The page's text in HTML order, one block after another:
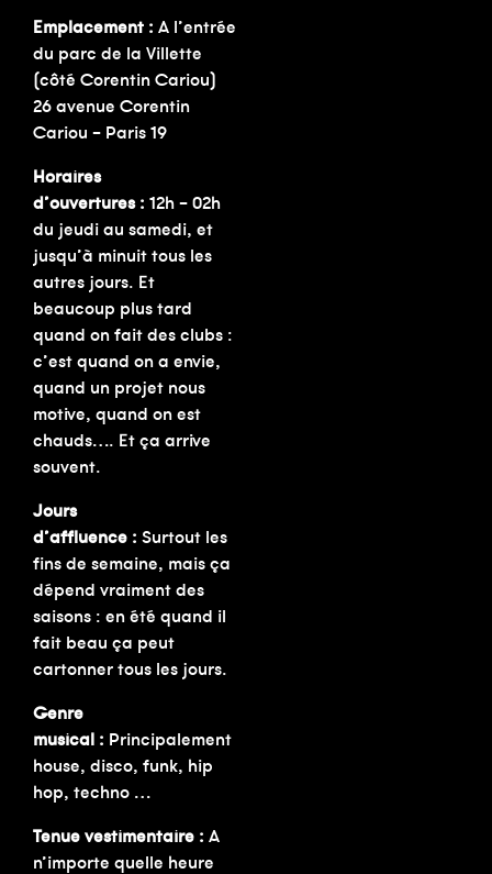
Emplacement : A l’entrée
du parc de la Villette
(côté Corentin Cariou)
26 avenue Corentin
Cariou – Paris 19
Horaires
d’ouvertures : 12h – 02h
du jeudi au samedi, et
jusqu’à minuit tous les
autres jours. Et
beaucoup plus tard
quand on fait des clubs :
c’est quand on a envie,
quand un projet nous
motive, quand on est
chauds…. Et ça arrive
souvent.
Jours
d’affluence : Surtout les
fins de semaine, mais ça
dépend vraiment des
saisons : en été quand il
fait beau ça peut
cartonner tous les jours.
Genre
musical : Principalement
house, disco, funk, hip
hop, techno …
Tenue vestimentaire : A
n’importe quelle heure